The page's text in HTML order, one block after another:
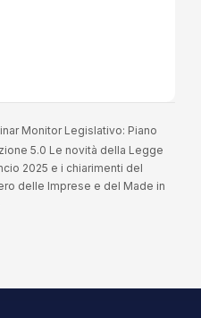
Monitor Legislativo: Piano
5.0 Le novità della Legge
2025 e i chiarimenti del
delle Imprese e del Made in